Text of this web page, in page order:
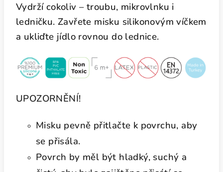
Vydrží cokoliv – troubu, mikrovlnku i
ledničku. Zavřete misku silikonovým víčkem
a ukliďte jídlo rovnou do lednice.
UPOZORNĚNÍ!
Misku pevně přitlačte k povrchu, aby
se přisála.
Povrch by měl být hladký, suchý a